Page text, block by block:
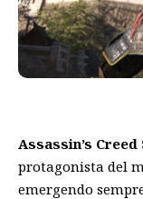
Assassin’s Creed
protagonista del
emergendo